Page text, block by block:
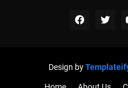
Design by